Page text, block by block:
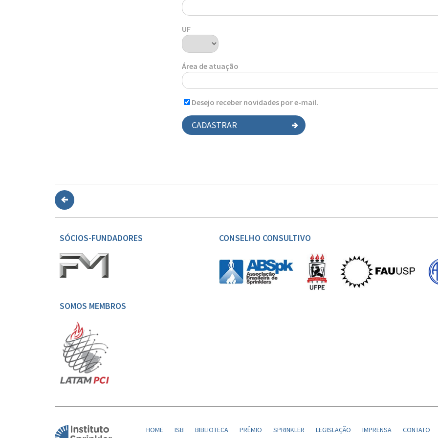
UF
Área de atuação
Desejo receber novidades por e-mail.
CADASTRAR
SÓCIOS-FUNDADORES CONSELHO CONSULTIVO
SOMOS MEMBROS
HOME ISB BIBLIOTECA PRÊMIO SPRINKLER LEGISLAÇÃO IMPRENSA CONTATO